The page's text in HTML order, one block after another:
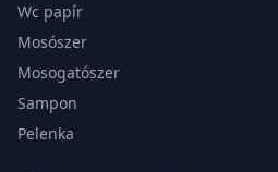
Wc papír
Mosószer
Mosogatószer
Sampon
Pelenka